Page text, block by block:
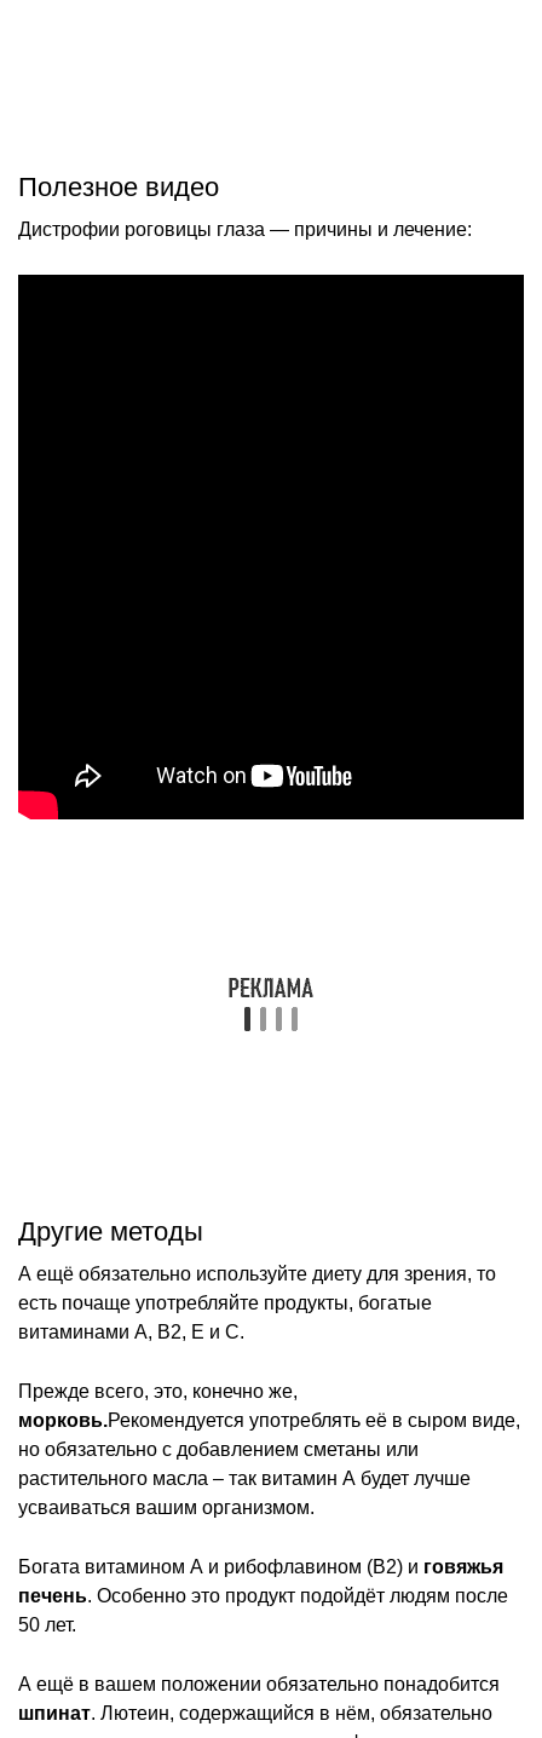
Полезное видео
Дистрофии роговицы глаза — причины и лечение:
Другие методы
А ещё обязательно используйте диету для зрения, то
есть почаще употребляйте продукты, богатые
витаминами А, В2, Е и С.
Прежде всего, это, конечно же,
морковь.Рекомендуется употреблять её в сыром виде,
но обязательно с добавлением сметаны или
растительного масла – так витамин А будет лучше
усваиваться вашим организмом.
Богата витамином А и рибофлавином (В2) и говяжья
печень. Особенно это продукт подойдёт людям после
50 лет.
А ещё в вашем положении обязательно понадобится
шпинат. Лютеин, содержащийся в нём, обязательно